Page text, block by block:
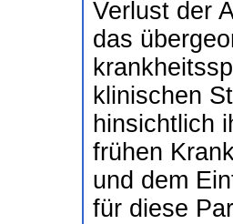
Verlust der
das
klinischen
hinsichtlich
frühen
und dem
für diese